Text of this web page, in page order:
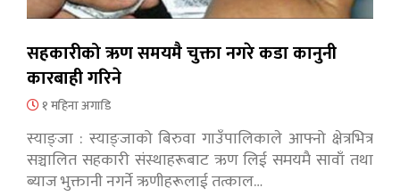
सहकारीको ऋण समयमै चुक्ता नगरे कडा कानुनी
कारबाही गरिने
१ महिना अगाडि
स्याङ्जा : स्याङ्जाको बिरुवा गाउँपालिकाले आफ्नो क्षेत्रभित्र
सञ्चालित सहकारी संस्थाहरूबाट ऋण लिई समयमै सावाँ तथा
ब्याज भुक्तानी नगर्ने ऋणीहरूलाई तत्काल…